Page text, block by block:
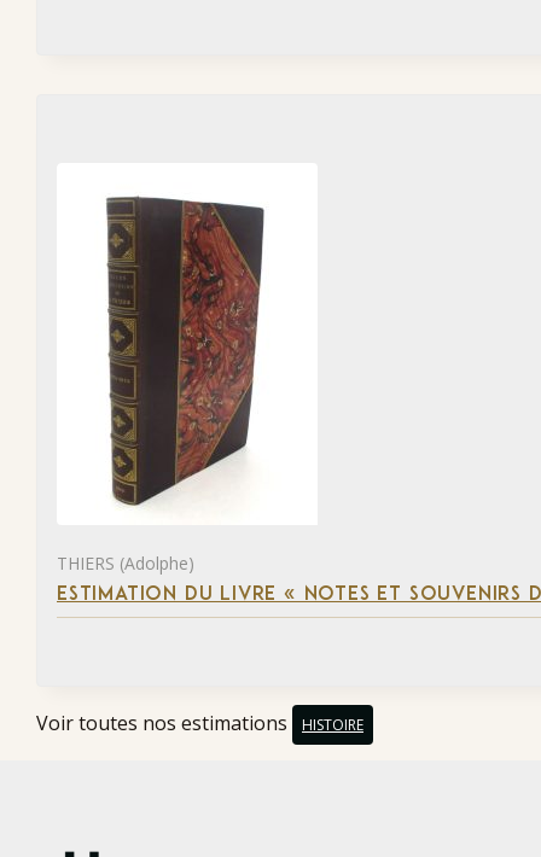
THIERS (Adolphe)
ESTIMATION DU LIVRE « NOTES ET SOUVENIRS
Voir toutes nos estimations HISTOIRE